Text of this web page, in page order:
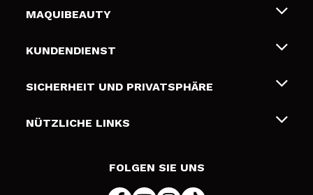
MAQUIBEAUTY
Über uns
Geschenkkarten
KUNDENDIENST
Liefer- und Versandkosten
Zahlung
SICHERHEIT UND PRIVATSPHÄRE
Bedingungen und Datenschutz
NÜTZLICHE LINKS
FOLGEN SIE UNS